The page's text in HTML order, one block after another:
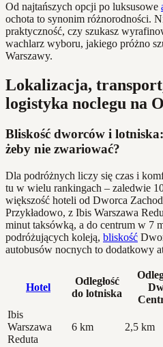
Od najtańszych opcji po luksusowe
ochota to synonim różnorodności.
praktyczność, czy szukasz
wachlarz wyboru, jakiego próżno
Warszawy.
Lokalizacja,
logistyka noclegu na
Bliskość dworców i
żeby nie zwariować?
Dla podróżnych liczy się czas i
tu w wielu rankingach – zaledwie
większość hoteli od Dworca
Przykładowo, z Ibis Warszawa
minut taksówką, a do centrum w 7
podróżujących koleją, bliskość
autobusów nocnych to dodatkowy
Hotel
Odległość
do lotniska
Ibis
Warszawa
Reduta
6 km 2,5 km